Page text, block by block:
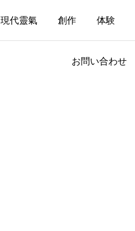
現代靈氣 創作 体験
お問い合わせ